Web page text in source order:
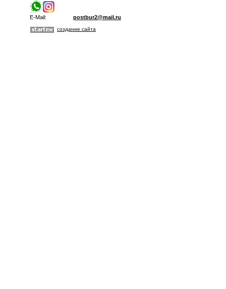
E-Mail: postbur2@mail.ru
создание сайта